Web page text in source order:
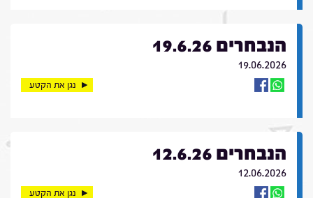
הנבחרים 19.6.26
19.06.2026
נגן את הקטע
הנבחרים 12.6.26
12.06.2026
נגן את הקטע